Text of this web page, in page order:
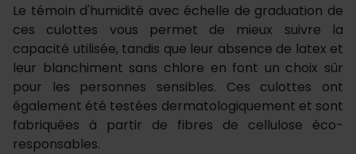
Le témoin d'humidité avec échelle de graduation de
ces culottes vous permet de mieux suivre la
capacité utilisée, tandis que leur absence de latex et
leur blanchiment sans chlore en font un choix sûr
pour les personnes sensibles. Ces culottes ont
également été testées dermatologiquement et sont
fabriquées à partir de fibres de cellulose éco-
responsables.